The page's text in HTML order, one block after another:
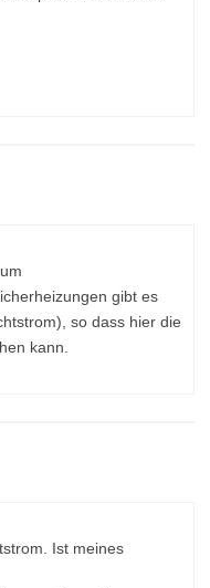
gibt es
so dass hier die
kann.
Ist meines